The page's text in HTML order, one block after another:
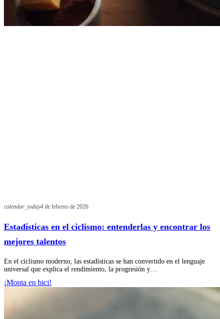
calendar_today4 de febrero de 2026
Estadísticas en el ciclismo: entenderlas y encontrar los
mejores talentos
En el ciclismo moderno, las estadísticas se han convertido en el lenguaje
universal que explica el rendimiento, la progresión y…
¡Monta en bici!